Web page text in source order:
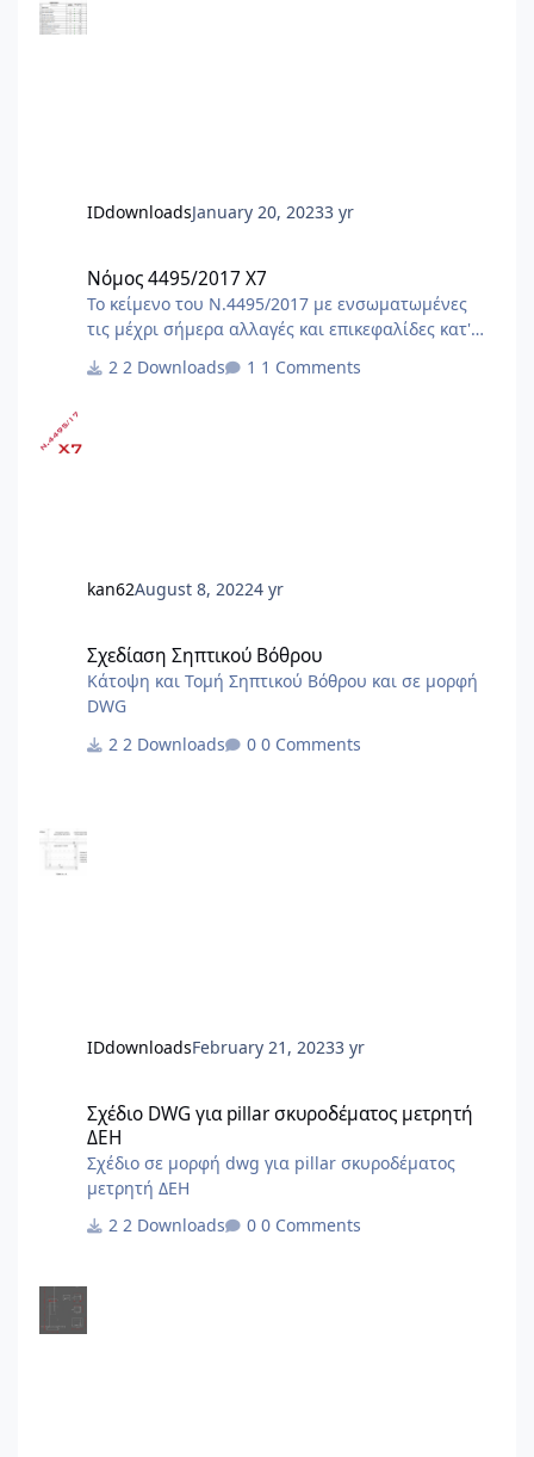
IDdownloadsJanuary 20, 20233 yr
Νόμος 4495/2017 X7
Το κείμενο του Ν.4495/2017 με ενσωματωμένες
τις μέχρι σήμερα αλλαγές και επικεφαλίδες κατ'
63Α/1.5.2024)[Α1] [Α1]Αλλαγές και προσθήκες με
2 Downloads 1 Comments
kan62August 8, 20224 yr
Σχεδίαση Σηπτικού Βόθρου
Κάτοψη και Τομή Σηπτικού Βόθρου και σε μορφή
DWG
2 Downloads
0 Comments
IDdownloadsFebruary 21, 20233 yr
Σχέδιο DWG για pillar σκυροδέματος μετρητή
ΔΕΗ
Σχέδιο σε μορφή dwg για pillar σκυροδέματος
μετρητή ΔΕΗ
2 Downloads
0 Comments